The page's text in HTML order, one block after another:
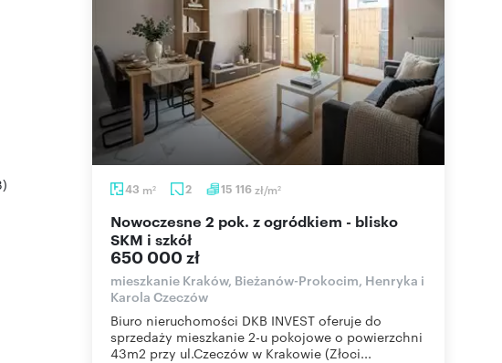
43 m2 2 15 116zł/m2
Nowoczesne 2 pok. z ogródkiem - blisko
SKM i szkół
650 000 zł
mieszkanie Kraków, Bieżanów-Prokocim, Henryka i
Karola Czeczów
Biuro nieruchomości DKB INVEST oferuje do
sprzedaży mieszkanie 2-u pokojowe o powierzchni
43m2 przy ul.Czeczów w Krakowie (Złoci...